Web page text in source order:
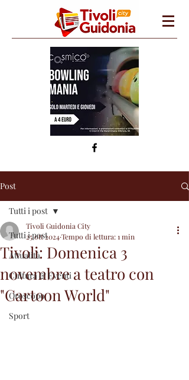
Post
Tutti i post
Attualità
Cultura & Eventi
Oroscopo
Sport
Tutti i post
Tivoli: Domenica 3
novembre a teatro con
"Cartoon World"
Tivoli Guidonia City
25 ott 2024Tempo di lettura: 1 min